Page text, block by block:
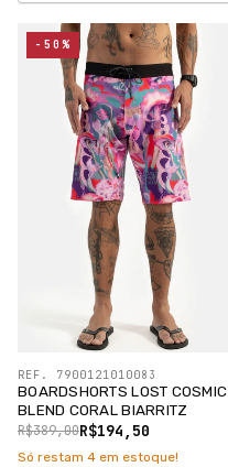
Linhas
Especiais
SALE
BOARDSHORTS LOST COSMIC
BLEND CORAL BIARRITZ
R$194,50
R$389,00
REF. 7900121010083
-50%
Só restam 4 em estoque!